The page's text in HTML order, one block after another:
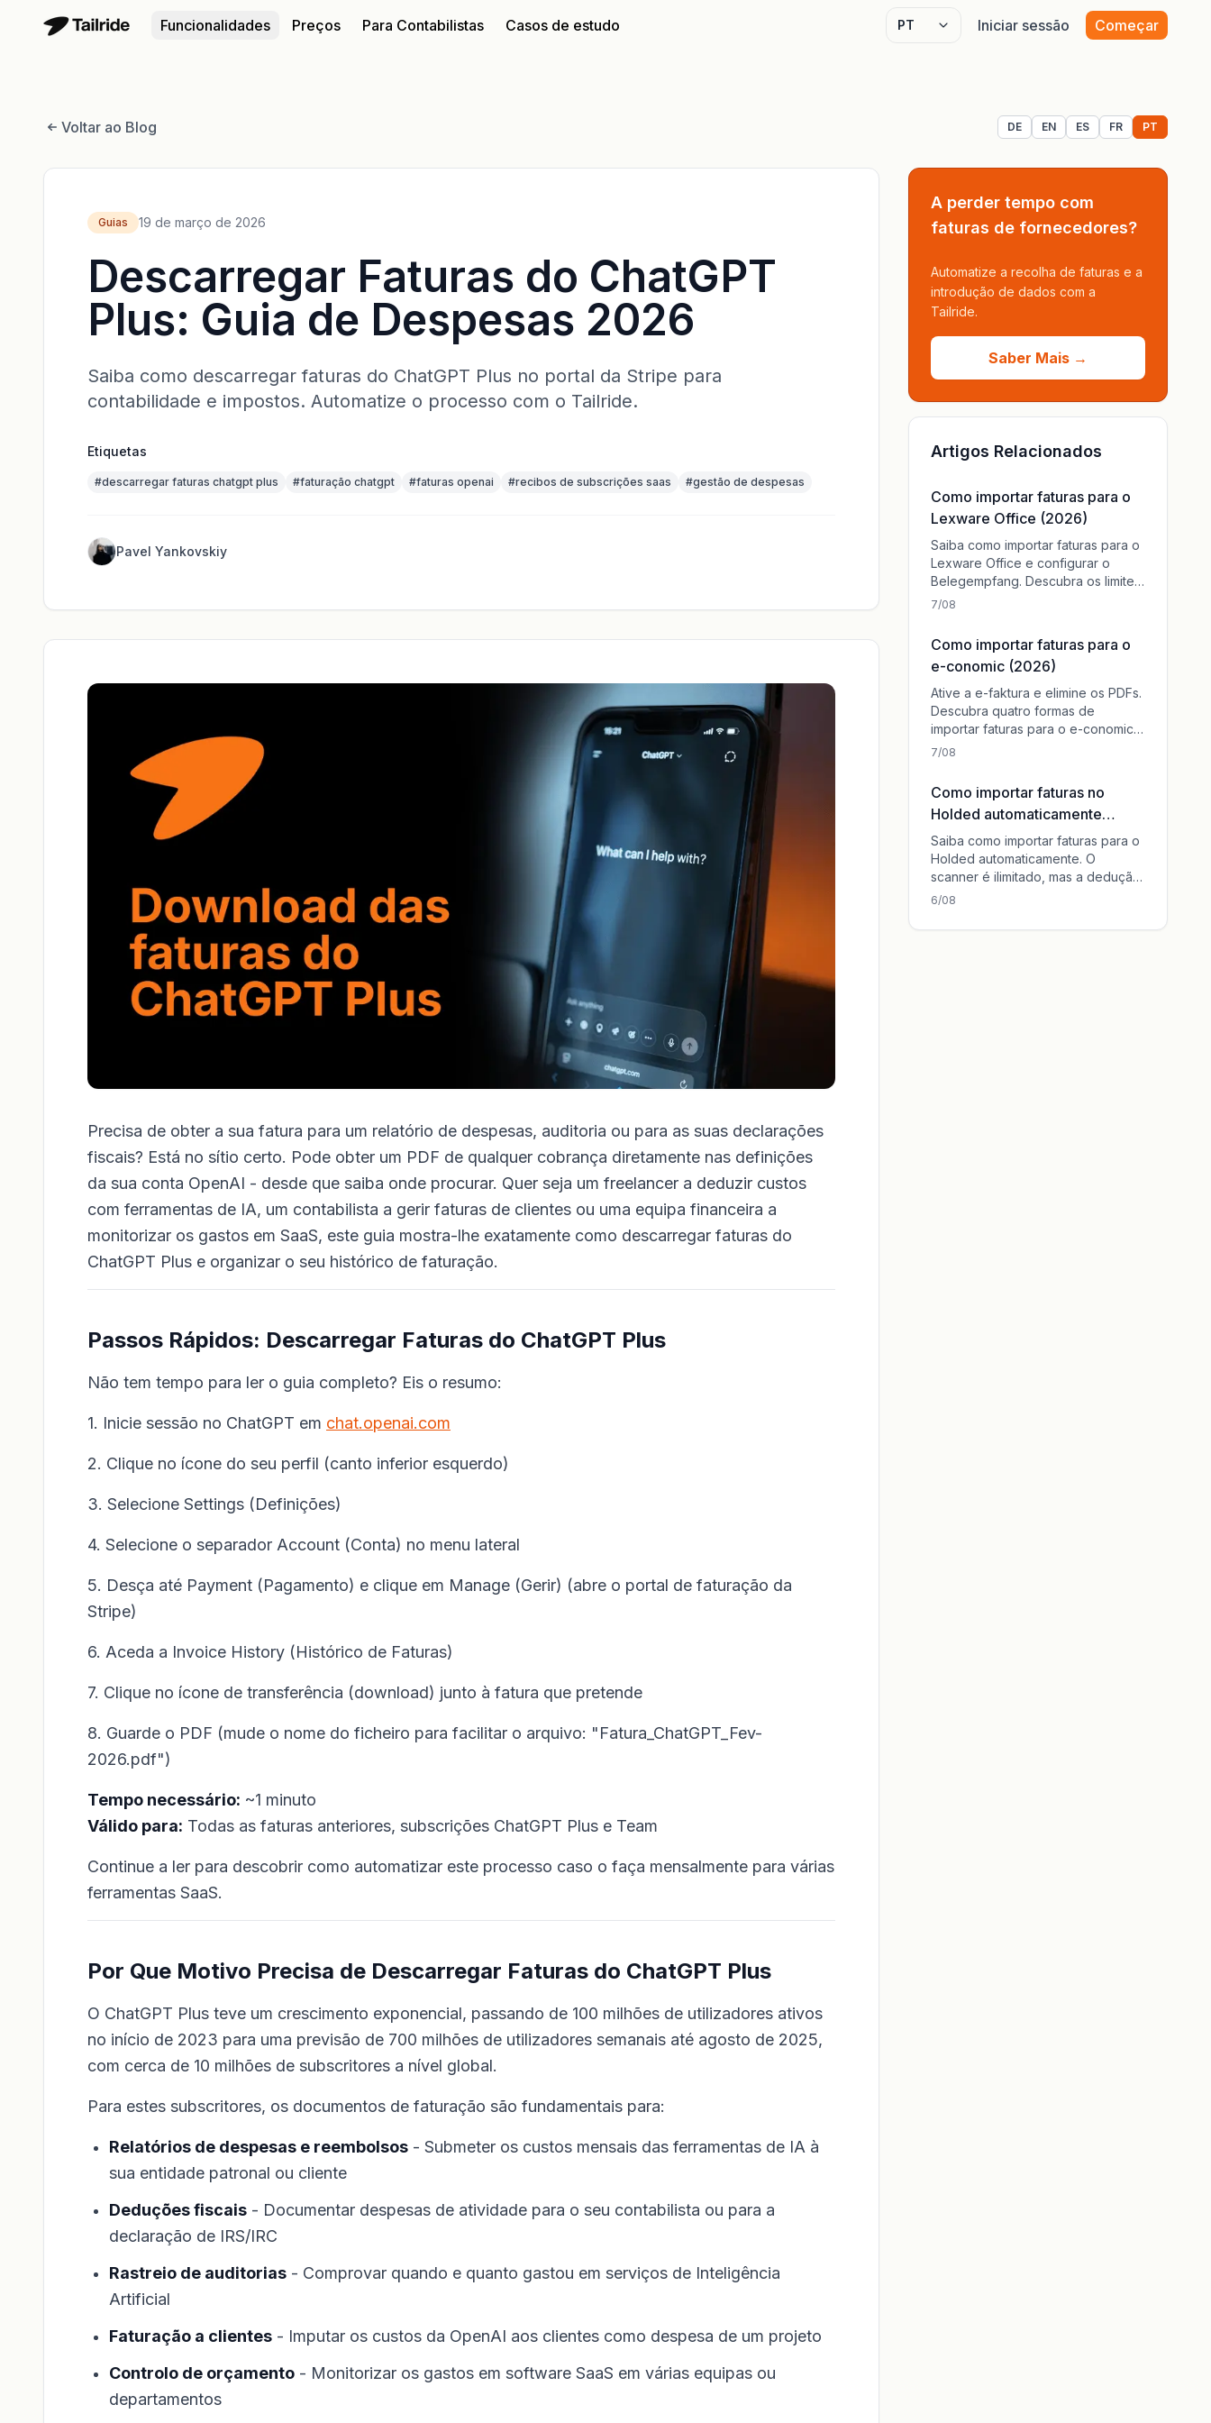
Funcionalidades Preços Para Contabilistas Casos de estudo
Select language
Iniciar sessão Começar
Voltar ao Blog DE EN ES FR PT
Guias 19 de março de 2026
Descarregar Faturas do ChatGPT
Plus: Guia de Despesas 2026
Saiba como descarregar faturas do ChatGPT Plus no portal da Stripe para
contabilidade e impostos. Automatize o processo com o Tailride.
Etiquetas
#descarregar faturas chatgpt plus #faturação chatgpt #faturas openai #recibos de subscrições saas #gestão de despesas
Pavel Yankovskiy
Precisa de obter a sua fatura para um relatório de despesas, auditoria ou para as suas declarações
fiscais? Está no sítio certo. Pode obter um PDF de qualquer cobrança diretamente nas definições
da sua conta OpenAI - desde que saiba onde procurar. Quer seja um freelancer a deduzir custos
com ferramentas de IA, um contabilista a gerir faturas de clientes ou uma equipa financeira a
monitorizar os gastos em SaaS, este guia mostra-lhe exatamente como descarregar faturas do
ChatGPT Plus e organizar o seu histórico de faturação.
Passos Rápidos: Descarregar Faturas do ChatGPT Plus
Não tem tempo para ler o guia completo? Eis o resumo:
1. Inicie sessão no ChatGPT em chat.openai.com
2. Clique no ícone do seu perfil (canto inferior esquerdo)
3. Selecione Settings (Definições)
4. Selecione o separador Account (Conta) no menu lateral
5. Desça até Payment (Pagamento) e clique em Manage (Gerir) (abre o portal de faturação da
Stripe)
6. Aceda a Invoice History (Histórico de Faturas)
7. Clique no ícone de transferência (download) junto à fatura que pretende
8. Guarde o PDF (mude o nome do ficheiro para facilitar o arquivo: "Fatura_ChatGPT_Fev-
2026.pdf")
Tempo necessário: ~1 minuto
Válido para: Todas as faturas anteriores, subscrições ChatGPT Plus e Team
Continue a ler para descobrir como automatizar este processo caso o faça mensalmente para várias
ferramentas SaaS.
Por Que Motivo Precisa de Descarregar Faturas do ChatGPT Plus
O ChatGPT Plus teve um crescimento exponencial, passando de 100 milhões de utilizadores ativos
no início de 2023 para uma previsão de 700 milhões de utilizadores semanais até agosto de 2025,
com cerca de 10 milhões de subscritores a nível global.
Para estes subscritores, os documentos de faturação são fundamentais para:
Relatórios de despesas e reembolsos - Submeter os custos mensais das ferramentas de IA à
sua entidade patronal ou cliente
Deduções fiscais - Documentar despesas de atividade para o seu contabilista ou para a
declaração de IRS/IRC
Rastreio de auditorias - Comprovar quando e quanto gastou em serviços de Inteligência
Artificial
Faturação a clientes - Imputar os custos da OpenAI aos clientes como despesa de um projeto
Controlo de orçamento - Monitorizar os gastos em software SaaS em várias equipas ou
departamentos
A perder tempo com
faturas de fornecedores?
Automatize a recolha de faturas e a
introdução de dados com a
Tailride.
Saber Mais →
Artigos Relacionados
Como importar faturas para o
Lexware Office (2026)
Saiba como importar faturas para o
Lexware Office e configurar o
Belegempfang. Descubra os limites
do sistema e como o Tailride
7/08
Como importar faturas para o
e-conomic (2026)
Ative a e-faktura e elimine os PDFs.
Descubra quatro formas de
importar faturas para o e-conomic
passo a passo e como a Tailride
7/08
Como importar faturas no
Holded automaticamente
(2026)
Saiba como importar faturas para o
Holded automaticamente. O
scanner é ilimitado, mas a dedução
do IVA exige atenção. Compare 3
6/08